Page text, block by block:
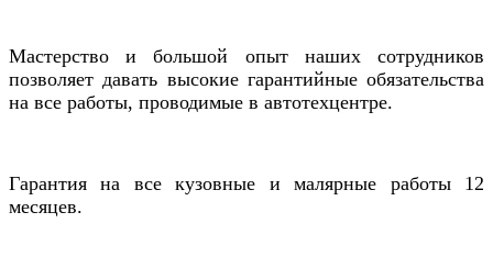
Мастерство и большой опыт наших сотрудников
позволяет давать высокие гарантийные обязательства
на все работы, проводимые в автотехцентре.
Гарантия на все кузовные и малярные работы 12
месяцев.